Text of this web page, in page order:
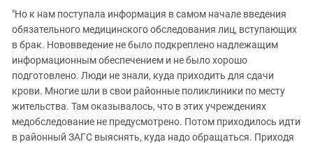
"Но к нам поступала информация в самом начале введения
обязательного медицинского обследования лиц, вступающих
в брак. Нововведение не было подкреплено надлежащим
информационным обеспечением и не было хорошо
подготовлено. Люди не знали, куда приходить для сдачи
крови. Многие шли в свои районные поликлиники по месту
жительства. Там оказывалось, что в этих учреждениях
медобследование не предусмотрено. Потом приходилось идти
в районный ЗАГС выяснять, куда надо обращаться. Приходя